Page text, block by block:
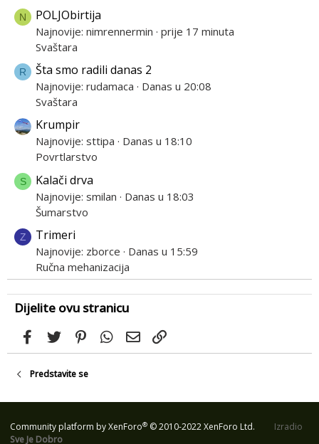
N POLJObirtija
Najnovije: nimrennermin prije 17 minuta
Svaštara
R Šta smo radili danas 2
Najnovije: rudamaca
Danas u 20:08
Svaštara
Krumpir
Najnovije: sttipa
Danas u 18:10
Povrtlarstvo
S Kalači drva
Najnovije: smilan
Danas u 18:03
Šumarstvo
Z Trimeri
Najnovije: zborce
Danas u 15:59
Ručna mehanizacija
Dijelite ovu stranicu
FacebookTwitterPinterestWhatsApp
Email
Predstavite se
Community platform by XenForo® © 2010-2022 XenForo Ltd.
Izradio
Sve Je Dobro